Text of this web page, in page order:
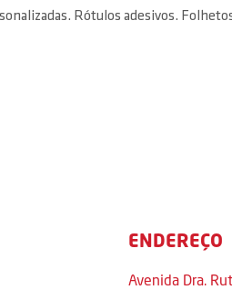
Rótulos adesivos.
ENDEREÇO
Avenida Dra.